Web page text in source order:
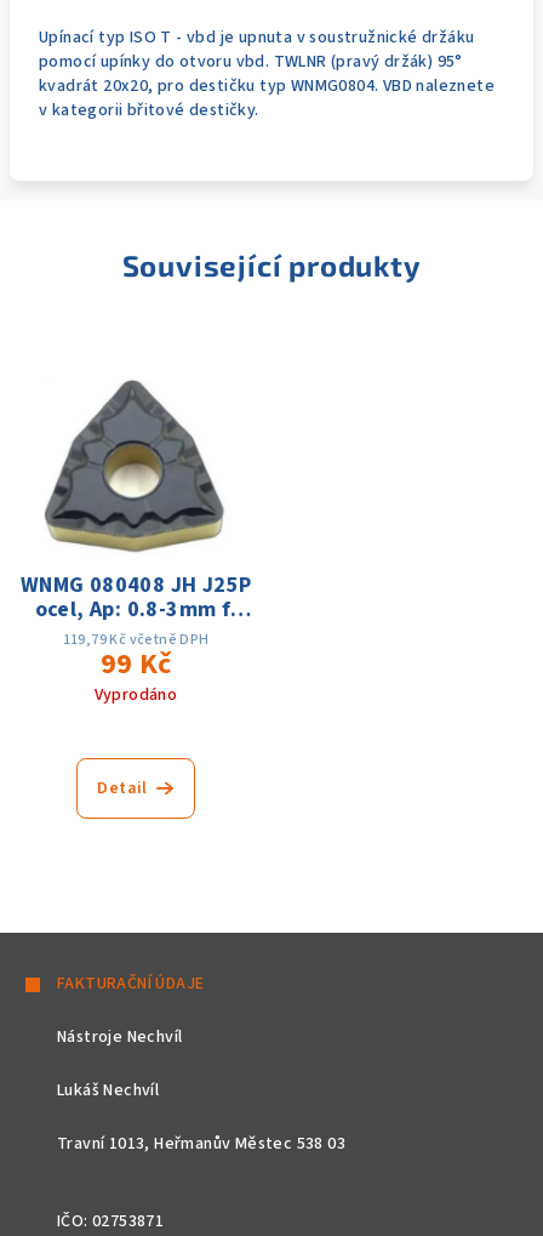
Upínací typ ISO T - vbd je upnuta v soustružnické držáku
pomocí upínky do otvoru vbd. TWLNR (pravý držák) 95°
kvadrát 20x20, pro destičku typ WNMG0804. VBD naleznete
v kategorii břitové destičky.
Související produkty
WNMG 080408 JH J25P
ocel, Ap: 0.8-3mm f:
0.2-0.3 Vc:80-220m
119,79 Kč včetně DPH
99 Kč
Vyprodáno
Detail
FAKTURAČNÍ ÚDAJE
Nástroje Nechvíl
Lukáš Nechvíl
Travní 1013, Heřmanův Městec 538 03
IČO: 02753871